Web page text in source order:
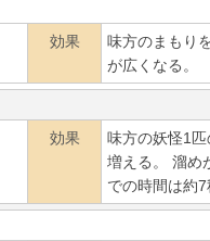
効果
味方のまもり
が広くなる。
効果
味方の妖怪1
増える。 溜め
での時間は約